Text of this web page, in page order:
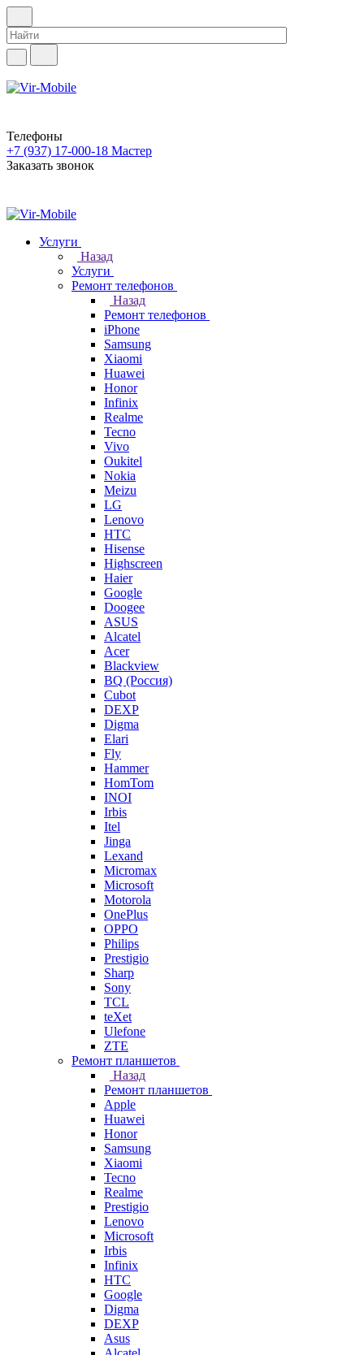
Телефоны
+7 (937) 17-000-18 Мастер
Заказать звонок
Услуги
Назад
Услуги
Ремонт телефонов
Назад
Ремонт телефонов
iPhone
Samsung
Xiaomi
Huawei
Honor
Infinix
Realme
Tecno
Vivo
Oukitel
Nokia
Meizu
LG
Lenovo
HTC
Hisense
Highscreen
Haier
Google
Doogee
ASUS
Alcatel
Acer
Blackview
BQ (Россия)
Cubot
DEXP
Digma
Elari
Fly
Hammer
HomTom
INOI
Irbis
Itel
Jinga
Lexand
Micromax
Microsoft
Motorola
OnePlus
OPPO
Philips
Prestigio
Sharp
Sony
TCL
teXet
Ulefone
ZTE
Ремонт планшетов
Назад
Ремонт планшетов
Apple
Huawei
Honor
Samsung
Xiaomi
Tecno
Realme
Prestigio
Lenovo
Microsoft
Irbis
Infinix
HTC
Google
Digma
DEXP
Asus